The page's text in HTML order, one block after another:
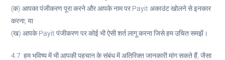
(क) आपका पंजीकरण पूरा करने और आपके नाम पर Payit अकाउंट खोलने से इनकार
करना; या
(ख) आपके Payit पंजीकरण पर कोई भी ऐसी शर्त लागू करना जिसे हम उचित समझें।
4.7 हम भविष्य में भी आपकी पहचान के संबंध में अतिरिक्त जानकारी मांग सकते हैं, जैसा